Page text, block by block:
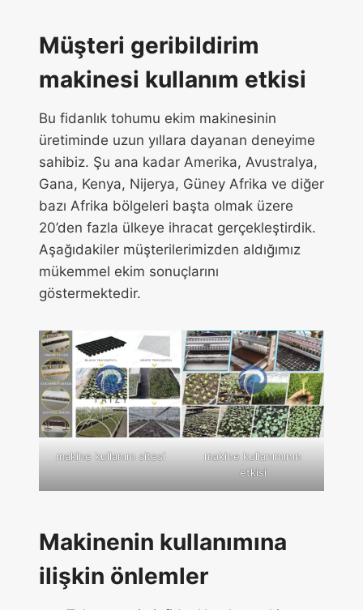
Müşteri geribildirim
makinesi kullanım etkisi
Bu fidanlık tohumu ekim makinesinin
üretiminde uzun yıllara dayanan deneyime
sahibiz. Şu ana kadar Amerika, Avustralya,
Gana, Kenya, Nijerya, Güney Afrika ve diğer
bazı Afrika bölgeleri başta olmak üzere
20’den fazla ülkeye ihracat gerçekleştirdik.
Aşağıdakiler müşterilerimizden aldığımız
mükemmel ekim sonuçlarını
göstermektedir.
makine kullanım sitesi
makine kullanımının
etkisi
Makinenin kullanımına
ilişkin önlemler